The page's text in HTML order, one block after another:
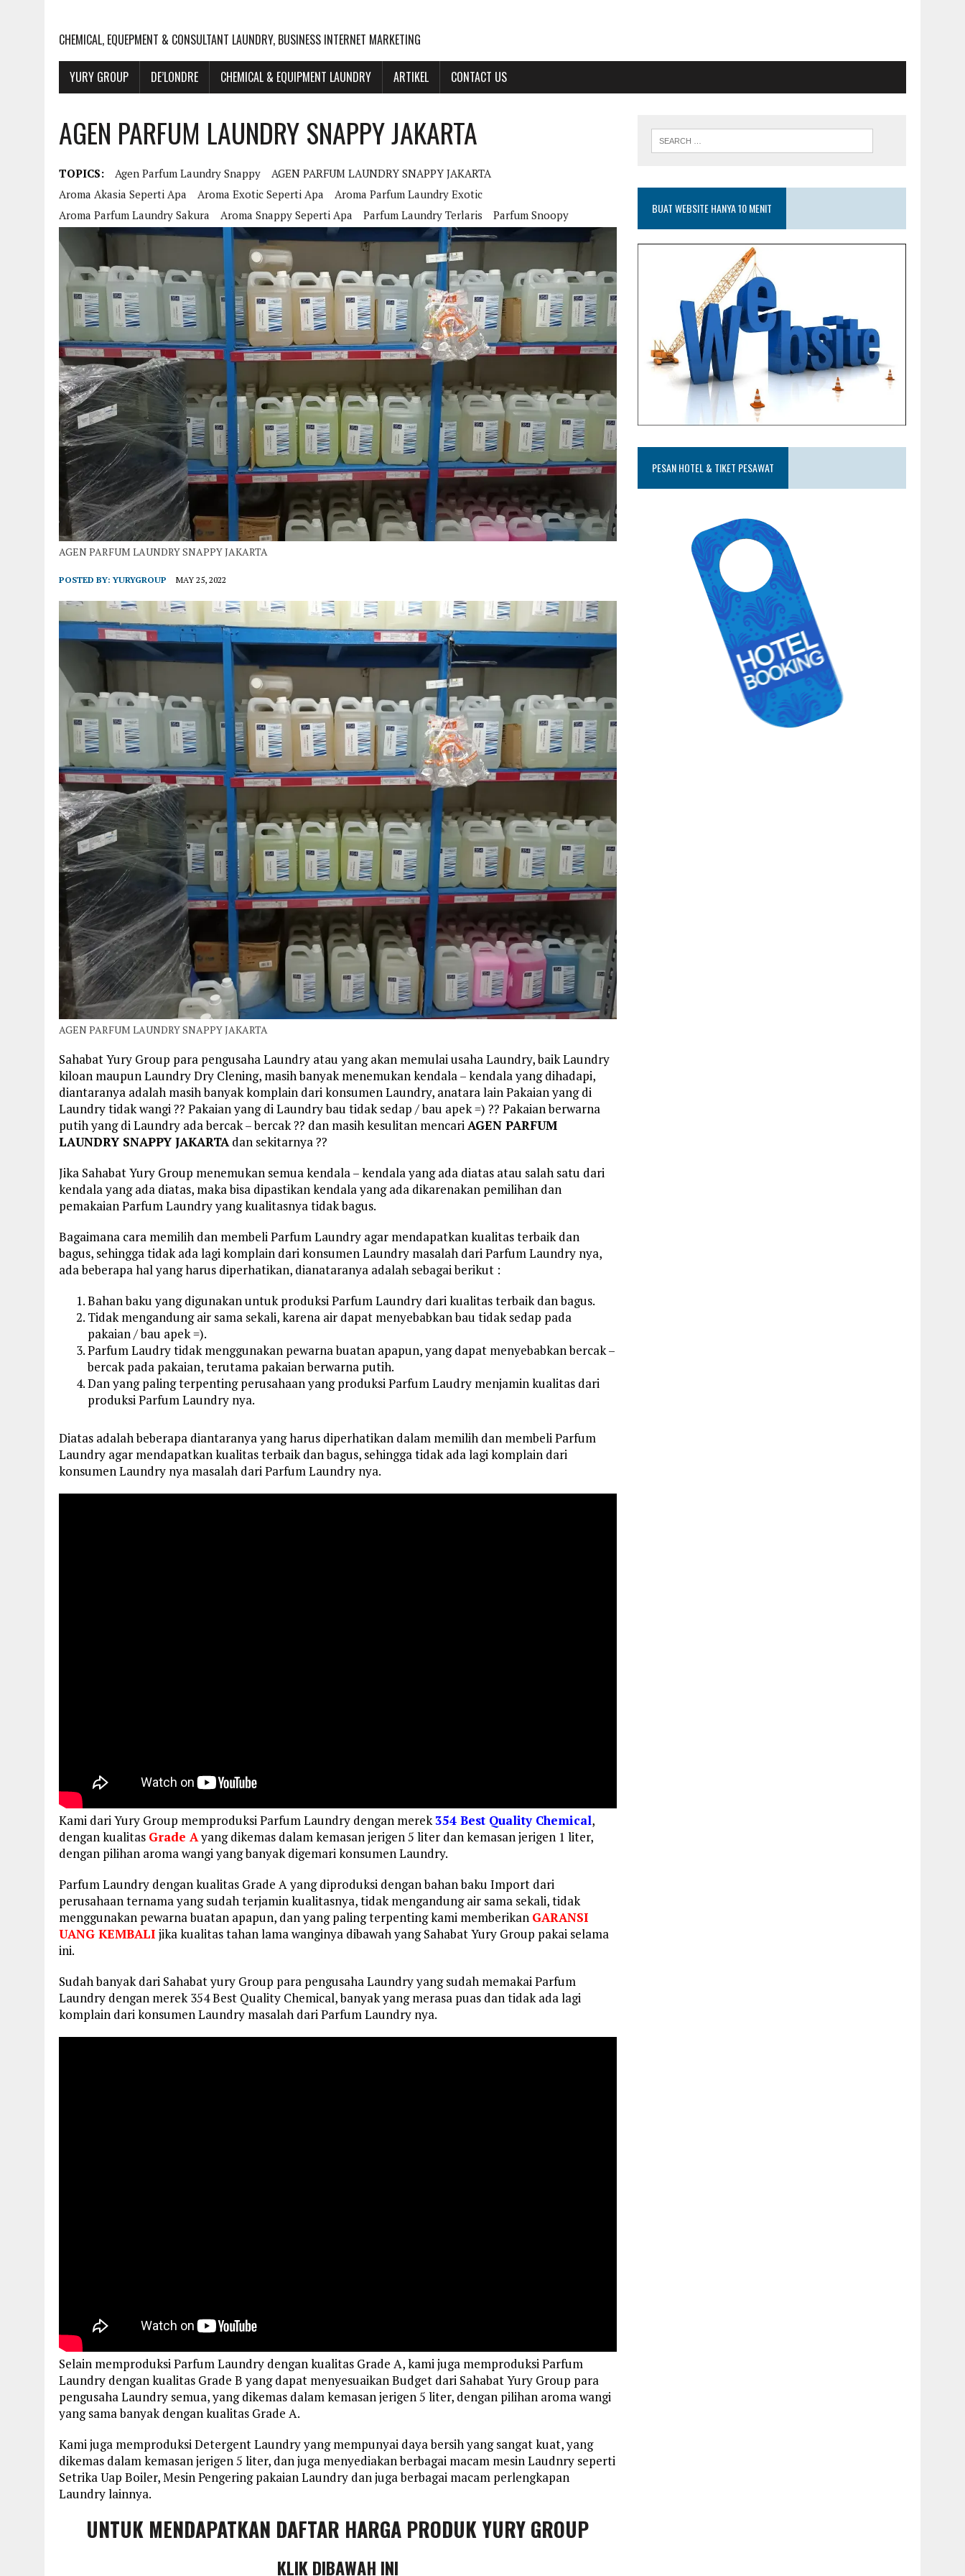
CHEMICAL, EQUEPMENT & CONSULTANT LAUNDRY, BUSINESS INTERNET MARKETING
YURY GROUP DE’LONDRE CHEMICAL & EQUIPMENT LAUNDRY ARTIKEL CONTACT US
AGEN PARFUM LAUNDRY SNAPPY JAKARTA
TOPICS: Agen Parfum Laundry Snappy
AGEN PARFUM LAUNDRY SNAPPY JAKARTA
Aroma Akasia Seperti Apa
Aroma Exotic Seperti Apa
Aroma Parfum Laundry Exotic
Aroma Parfum Laundry Sakura
Aroma Snappy Seperti Apa Parfum Laundry Terlaris Parfum Snoopy
AGEN PARFUM LAUNDRY SNAPPY JAKARTA
POSTED BY:YURYGROUP MAY 25, 2022
AGEN PARFUM LAUNDRY SNAPPY JAKARTA
Sahabat Yury Group para pengusaha Laundry atau yang akan memulai usaha Laundry, baik Laundry
kiloan maupun Laundry Dry Clening, masih banyak menemukan kendala – kendala yang dihadapi,
diantaranya adalah masih banyak komplain dari konsumen Laundry, anatara lain Pakaian yang di
Laundry tidak wangi ?? Pakaian yang di Laundry bau tidak sedap / bau apek =) ?? Pakaian berwarna
putih yang di Laundry ada bercak – bercak ?? dan masih kesulitan mencariAGEN PARFUM
LAUNDRY SNAPPY JAKARTAdan sekitarnya ??
Jika Sahabat Yury Group menemukan semua kendala – kendala yang ada diatas atau salah satu dari
kendala yang ada diatas, maka bisa dipastikan kendala yang ada dikarenakan pemilihan dan
pemakaian Parfum Laundry yang kualitasnya tidak bagus.
Bagaimana cara memilih dan membeli Parfum Laundry agar mendapatkan kualitas terbaik dan
bagus, sehingga tidak ada lagi komplain dari konsumen Laundry masalah dari Parfum Laundry nya,
ada beberapa hal yang harus diperhatikan, dianataranya adalah sebagai berikut :
Bahan baku yang digunakan untuk produksi Parfum Laundry dari kualitas terbaik dan bagus.
Tidak mengandung air sama sekali, karena air dapat menyebabkan bau tidak sedap pada
pakaian / bau apek =).
Parfum Laudry tidak menggunakan pewarna buatan apapun, yang dapat menyebabkan bercak –
bercak pada pakaian, terutama pakaian berwarna putih.
Dan yang paling terpenting perusahaan yang produksi Parfum Laudry menjamin kualitas dari
produksi Parfum Laundry nya.
Diatas adalah beberapa diantaranya yang harus diperhatikan dalam memilih dan membeli Parfum
Laundry agar mendapatkan kualitas terbaik dan bagus, sehingga tidak ada lagi komplain dari
konsumen Laundry nya masalah dari Parfum Laundry nya.
Kami dari Yury Group memproduksi Parfum Laundry dengan merek354 Best Quality Chemical,
dengan kualitas Grade Ayang dikemas dalam kemasan jerigen 5 liter dan kemasan jerigen 1 liter,
dengan pilihan aroma wangi yang banyak digemari konsumen Laundry.
Parfum Laundry dengan kualitas Grade A yang diproduksi dengan bahan baku Import dari
perusahaan ternama yang sudah terjamin kualitasnya, tidak mengandung air sama sekali, tidak
menggunakan pewarna buatan apapun, dan yang paling terpenting kami memberikan GARANSI
UANG KEMBALI jika kualitas tahan lama wanginya dibawah yang Sahabat Yury Group pakai selama
ini.
Sudah banyak dari Sahabat yury Group para pengusaha Laundry yang sudah memakai Parfum
Laundry dengan merek 354 Best Quality Chemical, banyak yang merasa puas dan tidak ada lagi
komplain dari konsumen Laundry masalah dari Parfum Laundry nya.
Selain memproduksi Parfum Laundry dengan kualitas Grade A, kami juga memproduksi Parfum
Laundry dengan kualitas Grade B yang dapat menyesuaikan Budget dari Sahabat Yury Group para
pengusaha Laundry semua, yang dikemas dalam kemasan jerigen 5 liter, dengan pilihan aroma wangi
yang sama banyak dengan kualitas Grade A.
Kami juga memproduksi Detergent Laundry yang mempunyai daya bersih yang sangat kuat, yang
dikemas dalam kemasan jerigen 5 liter, dan juga menyediakan berbagai macam mesin Laudnry seperti
Setrika Uap Boiler, Mesin Pengering pakaian Laundry dan juga berbagai macam perlengkapan
Laundry lainnya.
UNTUK MENDAPATKAN DAFTAR HARGA PRODUK YURY GROUP
KLIK DIBAWAH INI
BUAT WEBSITE HANYA 10 MENIT
PESAN HOTEL & TIKET PESAWAT